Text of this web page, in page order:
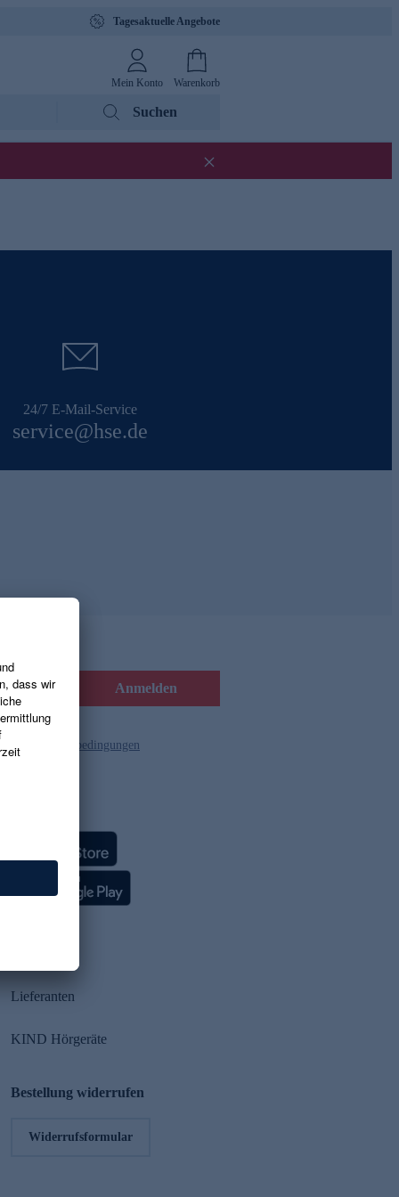
Tagesaktuelle Angebote
Mein Konto Warenkorb
Suchen
24/7 E-Mail-Service
service@hse.de
Anmelden
die Gutscheinbedingungen
Lieferanten
KIND Hörgeräte
Bestellung widerrufen
Widerrufsformular